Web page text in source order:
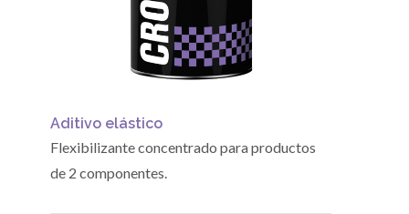
Aditivo elástico
Flexibilizante concentrado para productos
de 2 componentes.